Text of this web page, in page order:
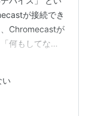
が接続でき
Chromecastが
何もしてな
、どうにも設
スト本体の故
でもないみた
い